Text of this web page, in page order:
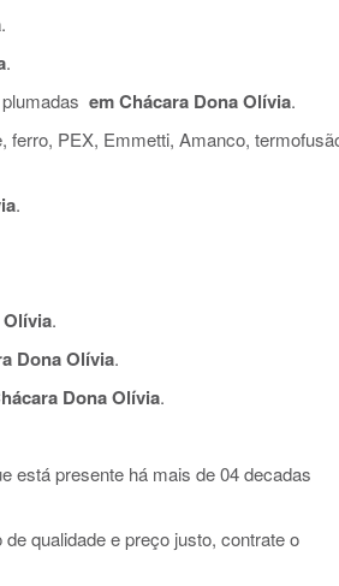
.
.
em Chácara Dona Olívia.
ferro, PEX, Emmetti, Amanco,
.
Olívia.
Dona Olívia.
Dona Olívia.
está presente há mais de 04 decadas
qualidade e preço justo, contrate o